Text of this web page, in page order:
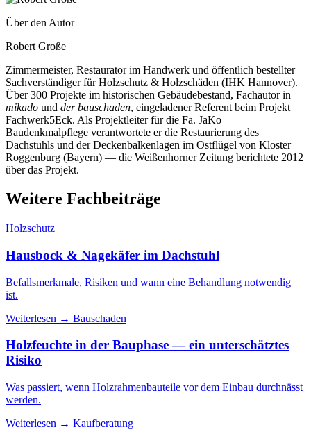
Über den Autor
Robert Große
Zimmermeister, Restaurator im Handwerk und öffentlich bestellter
Sachverständiger für Holzschutz & Holzschäden (IHK Hannover).
Über 300 Projekte im historischen Gebäudebestand, Fachautor in
mikado und der bauschaden, eingeladener Referent beim Projekt
Fachwerk5Eck. Als Projektleiter für die Fa. JaKo
Baudenkmalpflege verantwortete er die Restaurierung des
Dachstuhls und der Deckenbalkenlagen im Ostflügel von Kloster
Roggenburg (Bayern) — die Weißenhorner Zeitung berichtete 2012
über das Projekt.
Weitere Fachbeiträge
Holzschutz
Hausbock & Nagekäfer im Dachstuhl
Befallsmerkmale, Risiken und wann eine Behandlung notwendig
ist.
Weiterlesen → Bauschaden
Holzfeuchte in der Bauphase — ein unterschätztes
Risiko
Was passiert, wenn Holzrahmenbauteile vor dem Einbau durchnässt
werden.
Weiterlesen → Kaufberatung